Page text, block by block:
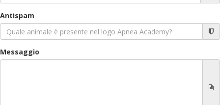
Antispam
Messaggio